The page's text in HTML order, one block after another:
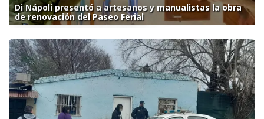
Di Nápoli presentó a artesanos y manualistas la obra
de renovación del Paseo Ferial